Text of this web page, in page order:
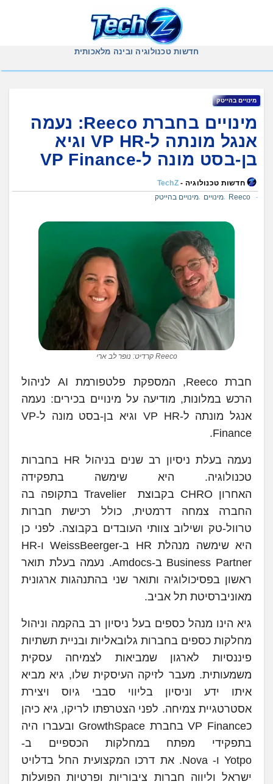
חדשות טכנולוגיה ובינה מלאכותית
מינויים בהייטק
מינויים בחברת Reeco: נעמה
אנגל מונתה ל-VP HR וגיא
בן-בסט מונה ל-VP Finance
חדשות טכנולוגיה -TechZ
Reeco
מינויים מינויים בהייטק
Reeco קרדיט: נופר לב ארי
חברת Reeco, המספקת פלטפורמת AI לניהול
הרכש במלונות, מודיעה על מינויים בכירים: נעמה
אנגל מונתה ל-VP HR וגיא בן-בסט מונה ל-VP
Finance.
נעמה בעלת ניסיון רב שנים בניהול HR בחברות
טכנולוגיה. היא שימשה בתפקידה
האחרון CHRO בקבוצת Travelier בתקופה בה
החברה צמחה דרמטית, כולל רכישת חברות
טרוול-טק ושילוב צוותי העובדים בקבוצה. לפני כן
היא שימשה מנהלת HR ב-WeissBeerger ו-HR
Business Partner ב-Amdocs. נעמה בעלת תואר
ראשון בפסיכולוגיה ותואר שני בהתנהגות ארגונית
מאוניברסיטת תל אביב.
גיא הינו מנהל כספים בעל ניסיון רב בהקמה וניהול
מחלקות כספים בחברות גלובאליות ובניית תשתיות
פיננסיות לארגון שמביאות לצמיחה עסקית
משמעותית. מעבר לזיקה העיסקית שלו, גיא מביא
איתו ידע וניסיון בליווי סבבי גיוס ויצירת
אסטרטגיית צמיחה. לפני הצטרפתו לריקו, גיא כיהן
כVP Finance בחברת GrowthSpace ובעברו היה
בתפקידי מפתח במחלקות הכספיים ב-
Yotpo ו- Nova. את דרכו המקצועית החל בדלויט
ישראל וליווה חברות ציבוריות ופרטיות הפועלות